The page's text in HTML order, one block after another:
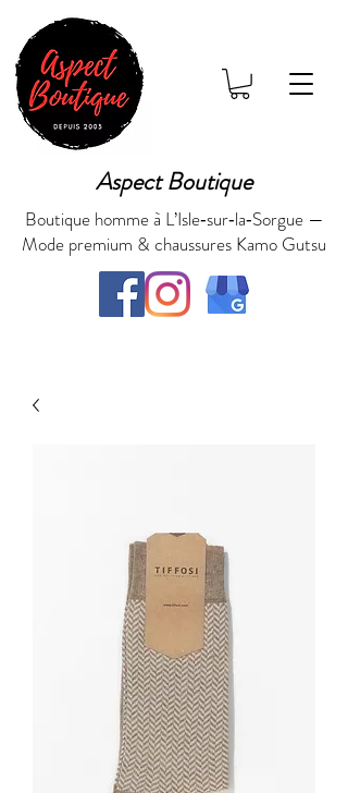
Aspect Boutique
Boutique homme à L’Isle‑sur‑la‑Sorgue —
Mode premium & chaussures Kamo Gutsu